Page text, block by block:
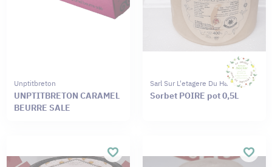
Unptitbreton
UNPTITBRETON CARAMEL
BEURRE SALE
Sarl Sur L'etagere Du Haut
Sorbet POIRE pot 0,5L